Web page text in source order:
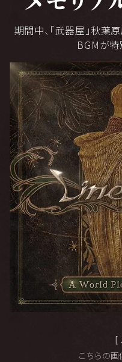
期間中、「武器屋」秋葉
BGMが特
こちらの画